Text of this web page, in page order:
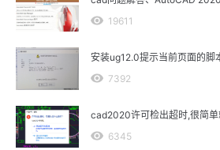
19611
安装ug12.0提示当前页面的脚
7392
cad2020许可检出超时,很简单
6345